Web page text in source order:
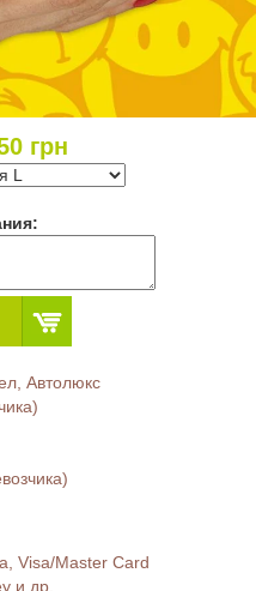
грн
Автолюкс
Visa/Master Card
и др.